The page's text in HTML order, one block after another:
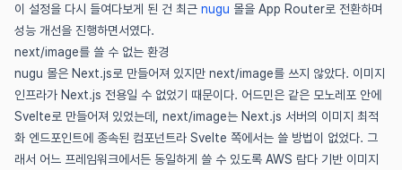
이 설정을 다시 들여다보게 된 건 최근 nugu (새 창에서 열림)
몰을 App Router로 전환하며
성능 개선을 진행하면서였다.
next/image를 쓸 수 없는 환경
nugu 몰은 Next.js로 만들어져 있지만 next/image를 쓰지 않았다. 이미지
인프라가 Next.js 전용일 수 없었기 때문이다. 어드민은 같은 모노레포 안에
Svelte로 만들어져 있었는데, next/image는 Next.js 서버의 이미지 최적
화 엔드포인트에 종속된 컴포넌트라 Svelte 쪽에서는 쓸 방법이 없었다. 그
래서 어느 프레임워크에서든 동일하게 쓸 수 있도록 AWS 람다 기반 이미지